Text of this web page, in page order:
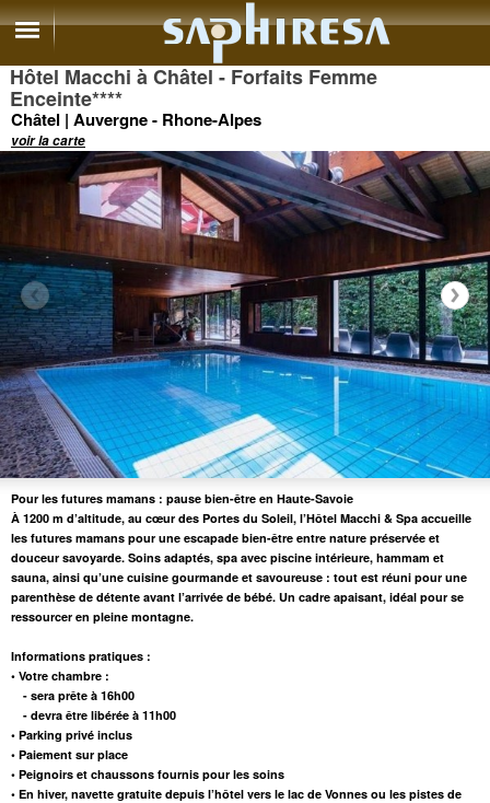
Hôtel Macchi à Châtel - Forfaits Femme
Enceinte****
Châtel | Auvergne - Rhone-Alpes
voir la carte
Pour les futures mamans : pause bien-être en Haute-Savoie
À 1200 m d’altitude, au cœur des Portes du Soleil, l’Hôtel Macchi & Spa accueille
les futures mamans pour une escapade bien-être entre nature préservée et
douceur savoyarde. Soins adaptés, spa avec piscine intérieure, hammam et
sauna, ainsi qu’une cuisine gourmande et savoureuse : tout est réuni pour une
parenthèse de détente avant l’arrivée de bébé. Un cadre apaisant, idéal pour se
ressourcer en pleine montagne.
Informations pratiques :
• Votre chambre :
- sera prête à 16h00
- devra être libérée à 11h00
• Parking privé inclus
• Paiement sur place
• Peignoirs et chaussons fournis pour les soins
• En hiver, navette gratuite depuis l’hôtel vers le lac de Vonnes ou les pistes de